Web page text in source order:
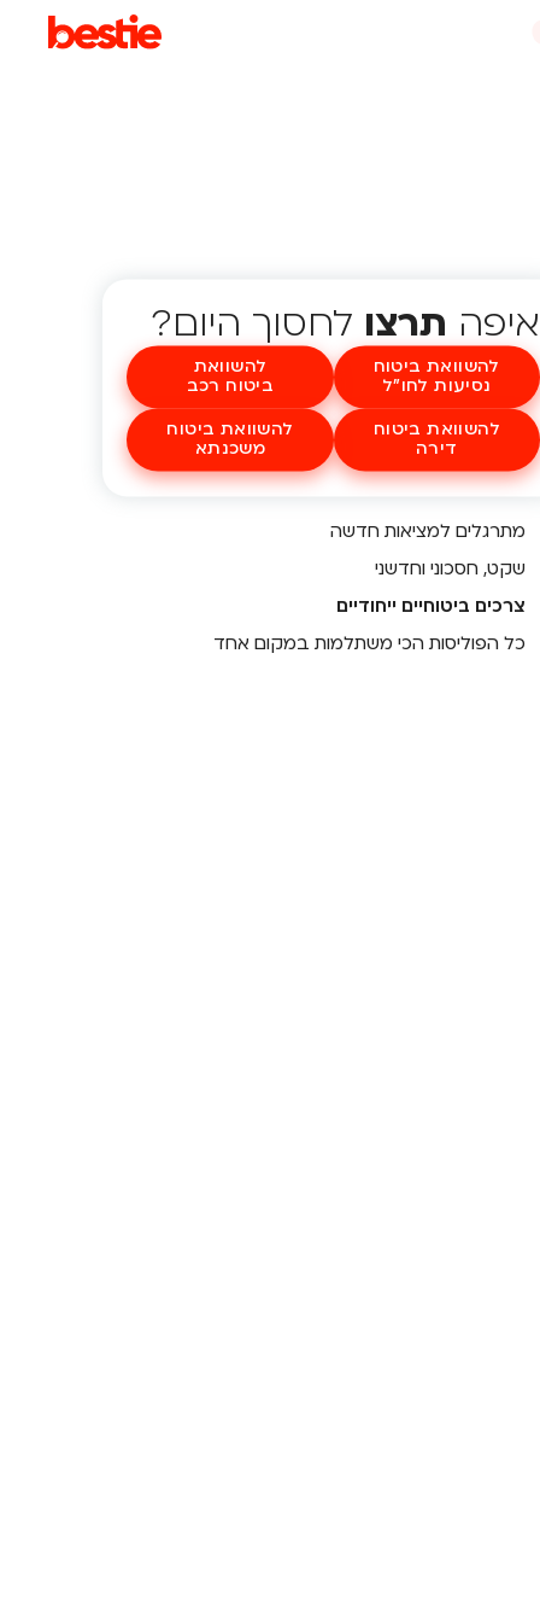
איפה תרצו לחסוך היום?
להשוואת ביטוח
נסיעות לחו"ל
להשוואת
ביטוח רכב
להשוואת ביטוח
דירה
להשוואת ביטוח
משכנתא
מתרגלים למציאות חדשה
שקט, חסכוני וחדשני
צרכים ביטוחיים ייחודיים
כל הפוליסות הכי משתלמות במקום אחד